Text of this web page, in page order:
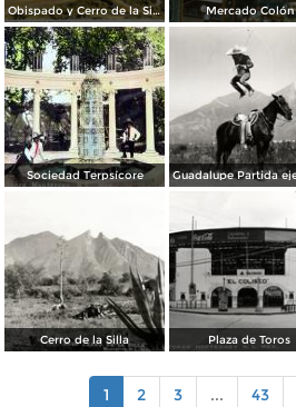
Obispado y Cerro de la Silla Mercado Colón
Sociedad Terpsícore
Cerro de la Silla Plaza de Toros
1 2 3 ... 43